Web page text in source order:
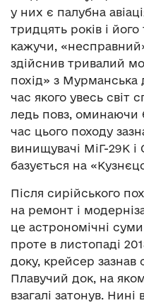
у них є палубна
тридцять років і
кажучи,
здійснив тривалий
похід» з Мурманська
час якого увесь світ
ледь повз, оминаючи
час цього походу
винищувачі МіГ-29К і
базується на
Після сирійського
на ремонт і
це астрономічні
проте в листопаді
доку, крейсер
Плавучий док, на
взагалі затонув.